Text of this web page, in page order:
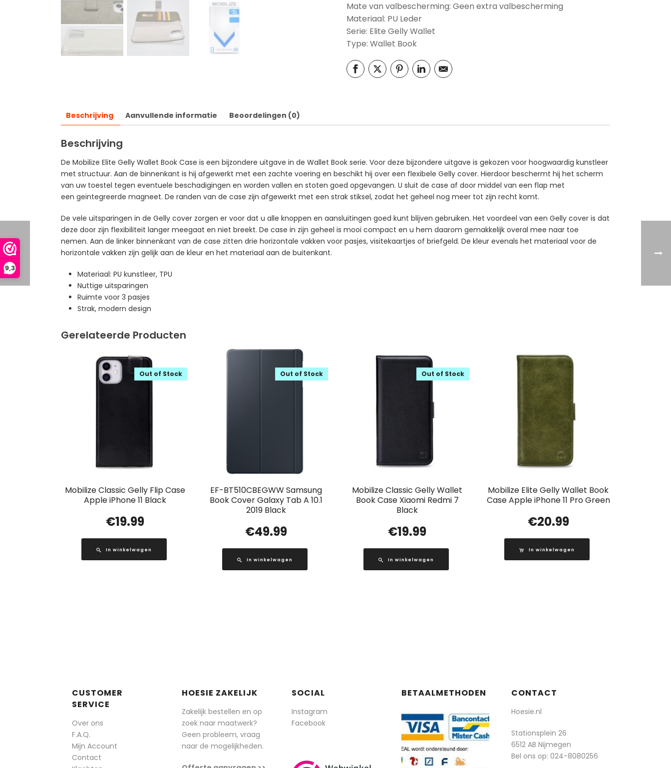
9,3
Mate van valbescherming: Geen extra valbescherming
Materiaal: PU Leder
Serie: Elite Gelly Wallet
Type: Wallet Book
Beschrijving Aanvullende informatie Beoordelingen (0)
Beschrijving
De Mobilize Elite Gelly Wallet Book Case is een bijzondere uitgave in de Wallet Book serie. Voor deze bijzondere uitgave is gekozen voor hoogwaardig kunstleer
met structuur. Aan de binnenkant is hij afgewerkt met een zachte voering en beschikt hij over een flexibele Gelly cover. Hierdoor beschermt hij het scherm
van uw toestel tegen eventuele beschadigingen en worden vallen en stoten goed opgevangen. U sluit de case af door middel van een flap met
een geïntegreerde magneet. De randen van de case zijn afgewerkt met een strak stiksel, zodat het geheel nog meer tot zijn recht komt.
De vele uitsparingen in de Gelly cover zorgen er voor dat u alle knoppen en aansluitingen goed kunt blijven gebruiken. Het voordeel van een Gelly cover is dat
deze door zijn flexibiliteit langer meegaat en niet breekt. De case in zijn geheel is mooi compact en u hem daarom gemakkelijk overal mee naar toe
nemen. Aan de linker binnenkant van de case zitten drie horizontale vakken voor pasjes, visitekaartjes of briefgeld. De kleur evenals het materiaal voor de
horizontale vakken zijn gelijk aan de kleur en het materiaal aan de buitenkant.
Materiaal: PU kunstleer, TPU
Nuttige uitsparingen
Ruimte voor 3 pasjes
Strak, modern design
Gerelateerde Producten
Mobilize Classic Gelly Flip Case
Apple iPhone 11 Black
Out of Stock
€19.99
In winkelwagen
EF-BT510CBEGWW Samsung
Book Cover Galaxy Tab A 10.1
2019 Black
Out of Stock
€49.99
In winkelwagen
Mobilize Classic Gelly Wallet
Book Case Xiaomi Redmi 7
Black
Out of Stock
€19.99
In winkelwagen
Mobilize Elite Gelly Wallet Book
Case Apple iPhone 11 Pro Green
€20.99
In winkelwagen
CUSTOMER
SERVICE
Over ons
F.A.Q.
Mijn Account
Contact
HOESIE ZAKELIJK
Zakelijk bestellen en op
zoek naar maatwerk?
Geen probleem, vraag
naar de mogelijkheden.
SOCIAL
Instagram
Facebook
BETAALMETHODEN CONTACT
Hoesie.nl
Stationsplein 26
6512 AB Nijmegen
Bel ons op: 024-8080256